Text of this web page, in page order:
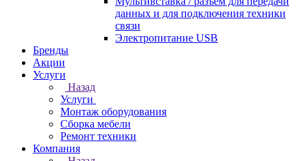
данных и для подключения техники
связи
Электропитание USB
Бренды
Акции
Услуги
Назад
Услуги
Монтаж оборудования
Сборка мебели
Ремонт техники
Компания